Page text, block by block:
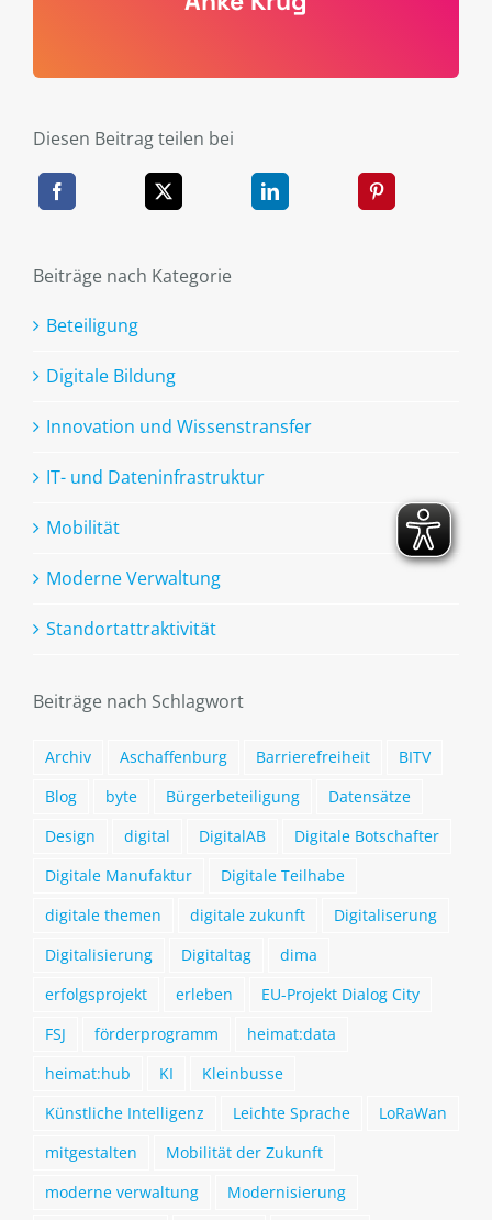
Diesen Beitrag teilen bei
Beiträge nach Kategorie
Beteiligung
Digitale Bildung
Innovation und Wissenstransfer
IT- und Dateninfrastruktur
Mobilität
Moderne Verwaltung
Standortattraktivität
Beiträge nach Schlagwort
Archiv Aschaffenburg Barrierefreiheit
BITV
Blog
byte Bürgerbeteiligung
Datensätze
Design
digital DigitalAB
Digitale Botschafter
Digitale Manufaktur
Digitale Teilhabe
digitale themen
digitale zukunft
Digitaliserung
Digitalisierung
Digitaltag
dima
erfolgsprojekt
erleben
EU-Projekt Dialog City
FSJ
förderprogramm
heimat:data
heimat:hub
KI
Kleinbusse
Künstliche Intelligenz
Leichte Sprache
LoRaWan
mitgestalten
Mobilität der Zukunft
moderne verwaltung
Modernisierung